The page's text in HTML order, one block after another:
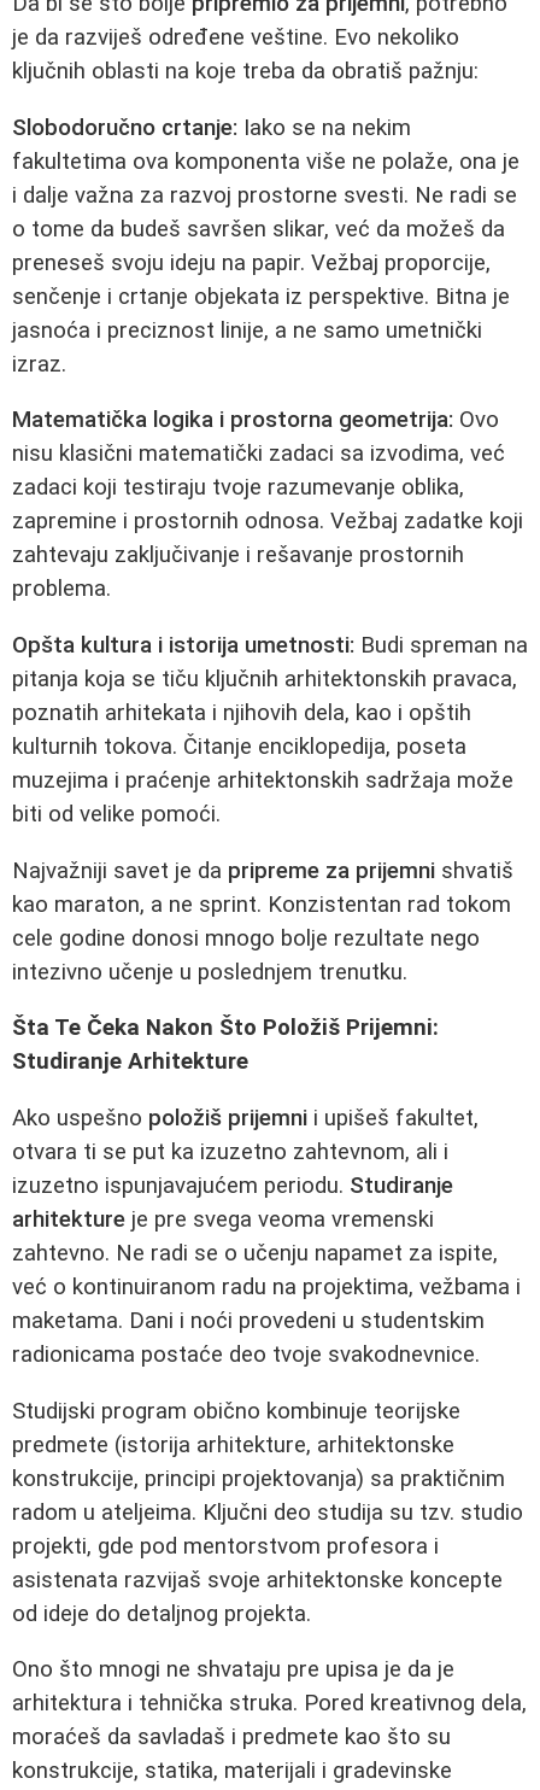
je da razviješ određene veštine. Evo nekoliko
ključnih oblasti na koje treba da obratiš pažnju:
Slobodoručno crtanje: Iako se na nekim
fakultetima ova komponenta više ne polaže, ona je
i dalje važna za razvoj prostorne svesti. Ne radi se
o tome da budeš savršen slikar, već da možeš da
preneseš svoju ideju na papir. Vežbaj proporcije,
senčenje i crtanje objekata iz perspektive. Bitna je
jasnoća i preciznost linije, a ne samo umetnički
izraz.
Matematička logika i prostorna geometrija: Ovo
nisu klasični matematički zadaci sa izvodima, već
zadaci koji testiraju tvoje razumevanje oblika,
zapremine i prostornih odnosa. Vežbaj zadatke koji
zahtevaju zaključivanje i rešavanje prostornih
problema.
Opšta kultura i istorija umetnosti: Budi spreman na
pitanja koja se tiču ključnih arhitektonskih pravaca,
poznatih arhitekata i njihovih dela, kao i opštih
kulturnih tokova. Čitanje enciklopedija, poseta
muzejima i praćenje arhitektonskih sadržaja može
biti od velike pomoći.
Najvažniji savet je da pripreme za prijemni shvatiš
kao maraton, a ne sprint. Konzistentan rad tokom
cele godine donosi mnogo bolje rezultate nego
intezivno učenje u poslednjem trenutku.
Šta Te Čeka Nakon Što Položiš Prijemni:
Studiranje Arhitekture
Ako uspešno položiš prijemni i upišeš fakultet,
otvara ti se put ka izuzetno zahtevnom, ali i
izuzetno ispunjavajućem periodu. Studiranje
arhitekture je pre svega veoma vremenski
zahtevno. Ne radi se o učenju napamet za ispite,
već o kontinuiranom radu na projektima, vežbama i
maketama. Dani i noći provedeni u studentskim
radionicama postaće deo tvoje svakodnevnice.
Studijski program obično kombinuje teorijske
predmete (istorija arhitekture, arhitektonske
konstrukcije, principi projektovanja) sa praktičnim
radom u ateljeima. Ključni deo studija su tzv. studio
projekti, gde pod mentorstvom profesora i
asistenata razvijaš svoje arhitektonske koncepte
od ideje do detaljnog projekta.
Ono što mnogi ne shvataju pre upisa je da je
arhitektura i tehnička struka. Pored kreativnog dela,
moraćeš da savladaš i predmete kao što su
konstrukcije, statika, materijali i gradevinske